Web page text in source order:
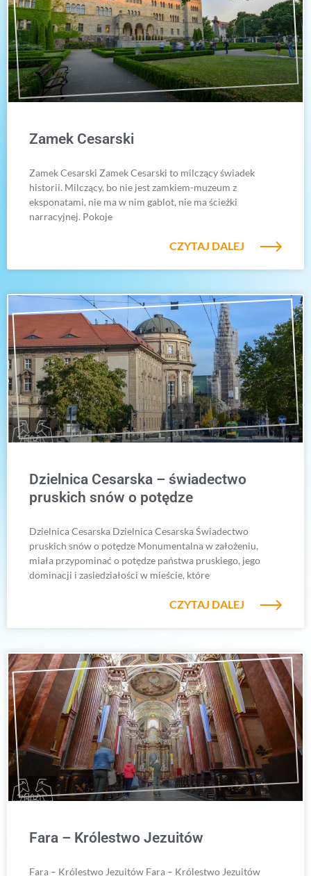
Zamek Cesarski
Zamek Cesarski Zamek Cesarski to milczący świadek
historii. Milczący, bo nie jest zamkiem-muzeum z
eksponatami, nie ma w nim gablot, nie ma ścieżki
narracyjnej. Pokoje
CZYTAJ DALEJ
Dzielnica Cesarska – świadectwo
pruskich snów o potędze
Dzielnica Cesarska Dzielnica Cesarska Świadectwo
pruskich snów o potędze Monumentalna w założeniu,
miała przypominać o potędze państwa pruskiego, jego
dominacji i zasiedziałości w mieście, które
CZYTAJ DALEJ
Fara – Królestwo Jezuitów
Fara – Królestwo Jezuitów Fara – Królestwo Jezuitów